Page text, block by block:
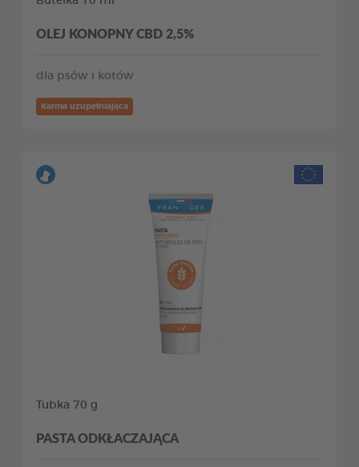
OLEJ KONOPNY CBD 2,5%
dla psów i kotów
Karma uzupełniająca
Tubka 70 g
PASTA ODKŁACZAJĄCA